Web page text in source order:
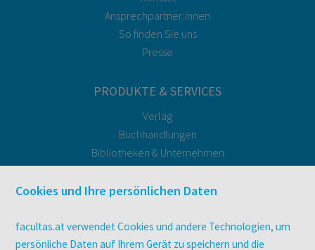
Ansprechpartner:innen
So finden Sie uns
Presse
PRODUKTE & SERVICES
Verlag
Buchhandlungen
Bibliotheken & Unternehmen
facultas Bindeservice
Druckerei facultas druckt.
Zeitschriften
Digitale Angebote
Cookies und Ihre persönlichen Daten
facultas.at verwendet Cookies und andere Technologien, um
persönliche Daten auf Ihrem Gerät zu speichern und die